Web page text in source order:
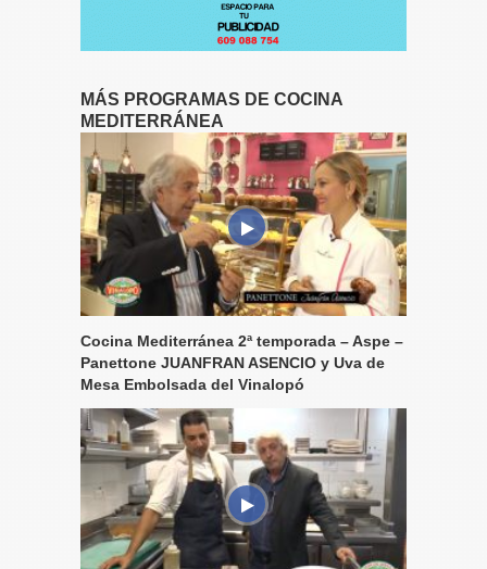
MÁS PROGRAMAS DE COCINA
MEDITERRÁNEA
Cocina Mediterránea 2ª temporada – Aspe –
Panettone JUANFRAN ASENCIO y Uva de
Mesa Embolsada del Vinalopó